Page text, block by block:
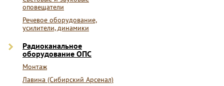
оповещатели
Речевое оборудование,
усилители, динамики
Радиоканальное
оборудование ОПС
Монтаж
Лавина (Сибирский Арсенал)